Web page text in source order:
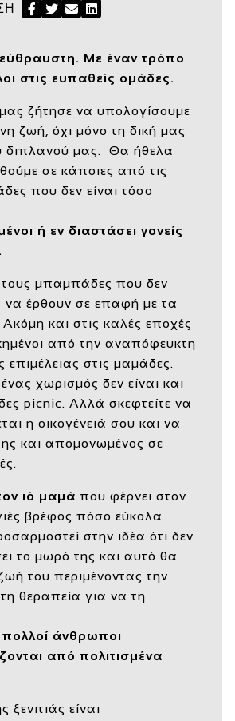
Facebook
Twitter
Send Email
LinkedIn
εύθραυστη. Με έναν τρόπο
στις ευπαθείς ομάδες.
ζήτησε να υπολογίσουμε
ζωή, όχι μόνο τη δική μας
διπλανού μας. Θα ήθελα
σε κάποιες από τις
που δεν είναι τόσο
ή εν διαστάσει γονείς
τους μπαμπάδες που δεν
να έρθουν σε επαφή με τα
και στις καλές εποχές
από την αναπόφευκτη
επιμέλειας στις μαμάδες.
χωρισμός δεν είναι και
picnic. Αλλά σκεφτείτε να
η οικογένειά σου και να
και απομονωμένος σε
ιό μαμά που φέρνει στον
βρέφος πόσο εύκολα
στην ιδέα ότι δεν
το μωρό της και αυτό θα
του περιμένοντας την
θεραπεία για να τη
πολλοί άνθρωποι
από πολιτισμένα
ξενιτιάς είναι